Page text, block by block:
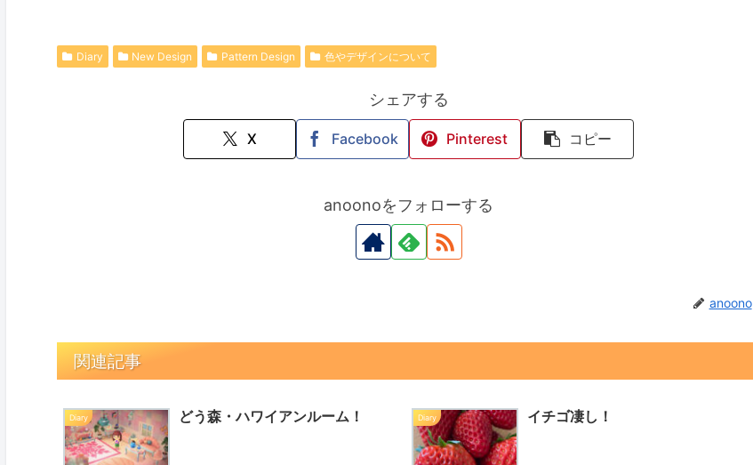
e
b
o
d
l
Diary New Design Pattern Design 色やデザインについて
シェアする
X Facebook Pinterest コピー
anoonoをフォローする
anoono
関連記事
Diary どう森・ハワイアンルーム！ Diary イチゴ凄し！